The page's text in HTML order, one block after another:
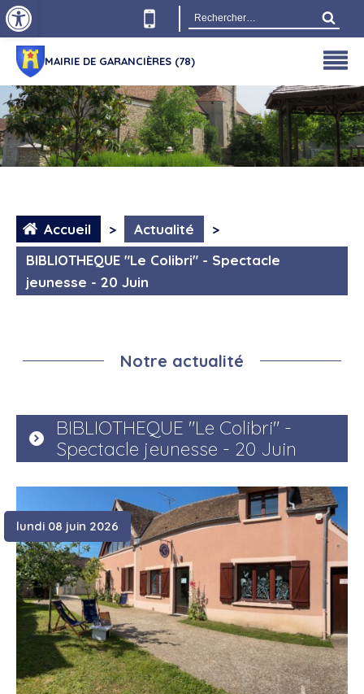
Rechercher :
MAIRIE DE GARANCIÈRES (78)
Accueil > Actualité
>
BIBLIOTHEQUE "Le Colibri" - Spectacle
jeunesse - 20 Juin
Notre actualité
BIBLIOTHEQUE "Le Colibri" -
Spectacle jeunesse - 20 Juin
lundi 08 juin 2026